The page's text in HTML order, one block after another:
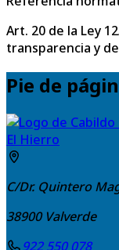
Art. 20 de la Ley
transparencia y
Pie de
El Hierro
C/Dr. Quintero
38900 Valverde
922 550 078